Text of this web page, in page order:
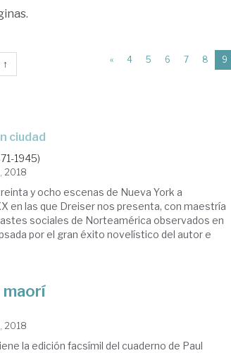
↑ « 4 5 6 7 8 9
ciudad
1945)
2018
y ocho escenas de Nueva York a
en las que Dreiser nos presenta, con maestría
sociales de Norteamérica observados en
por el gran éxito novelístico del autor e
2018
la edición facsímil del cuaderno de Paul